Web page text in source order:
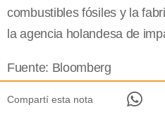
combustibles fósiles y la
la agencia holandesa de
Fuente: Bloomberg
Compartí esta nota